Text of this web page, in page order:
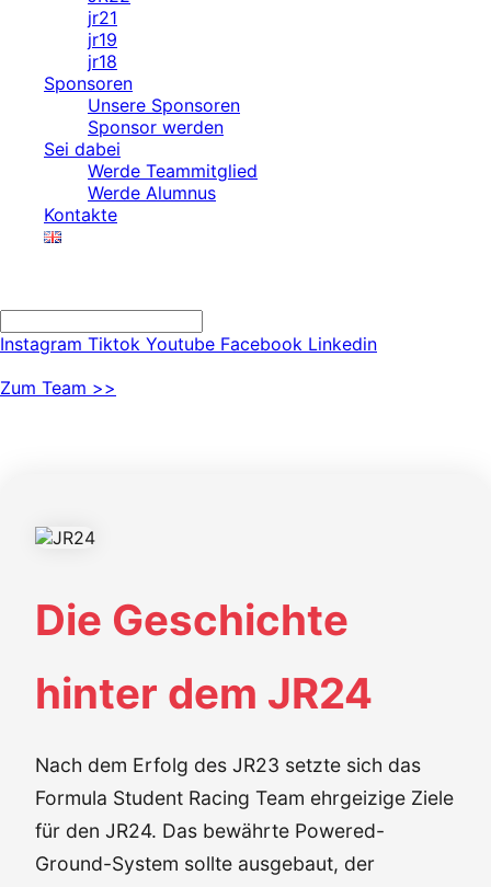
jr21
jr19
jr18
Sponsoren
Unsere Sponsoren
Sponsor werden
Sei dabei
Werde Teammitglied
Werde Alumnus
Kontakte
Instagram Tiktok Youtube Facebook Linkedin
Zum Team >>
Die Geschichte
hinter dem JR24
Nach dem Erfolg des JR23 setzte sich das
Formula Student Racing Team ehrgeizige Ziele
für den JR24. Das bewährte Powered-
Ground-System sollte ausgebaut, der